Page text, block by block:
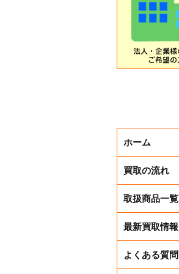
ホーム
買取の流れ
取扱商品一覧
最新買取情報
よくある質問